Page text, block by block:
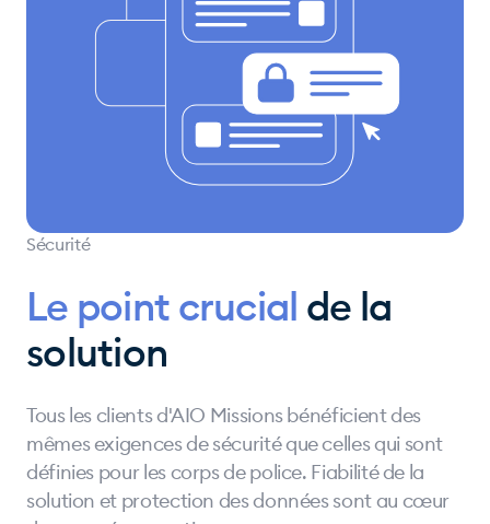
Sécurité
Le point crucial de la
solution
Tous les clients d'AIO Missions bénéficient des
mêmes exigences de sécurité que celles qui sont
définies pour les corps de police. Fiabilité de la
solution et protection des données sont au cœur